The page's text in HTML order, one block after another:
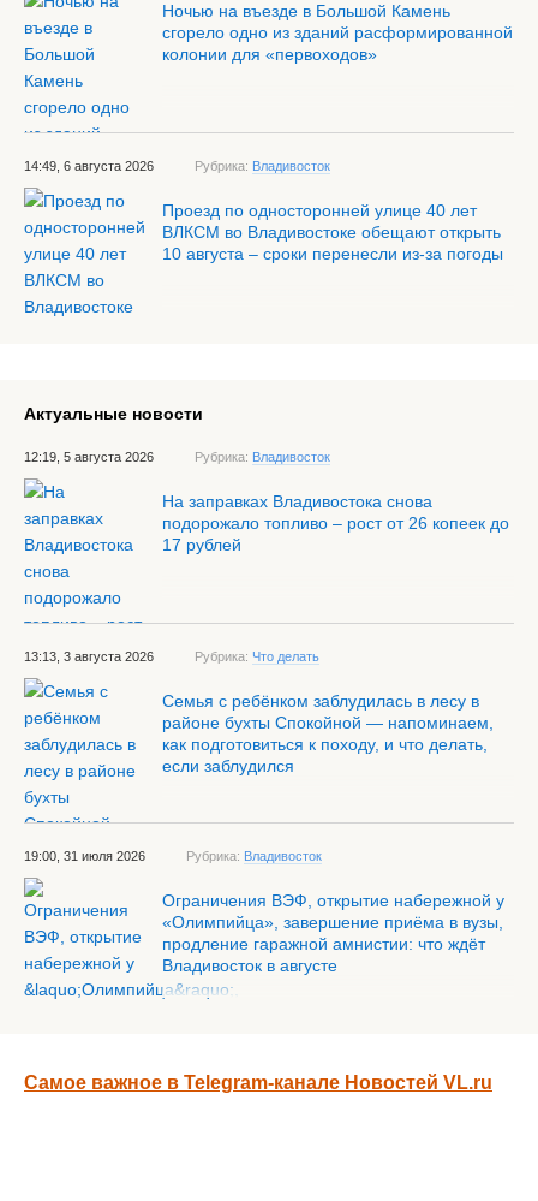
Ночью на въезде в Большой Камень
сгорело одно из зданий расформированной
колонии для «первоходов»
14:49, 6 августа 2026 Рубрика: Владивосток
Проезд по односторонней улице 40 лет
ВЛКСМ во Владивостоке обещают открыть
10 августа – сроки перенесли из-за погоды
Актуальные новости
12:19, 5 августа 2026 Рубрика: Владивосток
На заправках Владивостока снова
подорожало топливо – рост от 26 копеек до
17 рублей
13:13, 3 августа 2026 Рубрика: Что делать
Семья с ребёнком заблудилась в лесу в
районе бухты Спокойной — напоминаем,
как подготовиться к походу, и что делать,
если заблудился
19:00, 31 июля 2026 Рубрика: Владивосток
Ограничения ВЭФ, открытие набережной у
«Олимпийца», завершение приёма в вузы,
продление гаражной амнистии: что ждёт
Владивосток в августе
Самое важное в Telegram-канале Новостей VL.ru